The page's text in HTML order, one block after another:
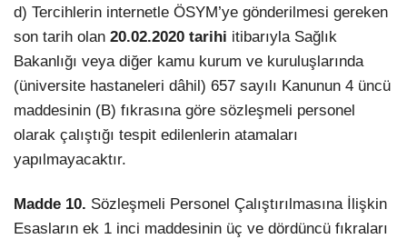
d) Tercihlerin internetle ÖSYM’ye gönderilmesi gereken
son tarih olan 20.02.2020 tarihi itibarıyla Sağlık
Bakanlığı veya diğer kamu kurum ve kuruluşlarında
(üniversite hastaneleri dâhil) 657 sayılı Kanunun 4 üncü
maddesinin (B) fıkrasına göre sözleşmeli personel
olarak çalıştığı tespit edilenlerin atamaları
yapılmayacaktır.
Madde 10. Sözleşmeli Personel Çalıştırılmasına İlişkin
Esasların ek 1 inci maddesinin üç ve dördüncü fıkraları